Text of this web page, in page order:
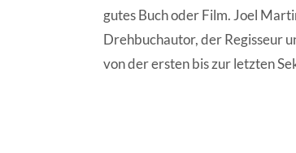
gutes Buch oder Film. Joel
Drehbuchautor, der Regisseur
von der ersten bis zur letzten